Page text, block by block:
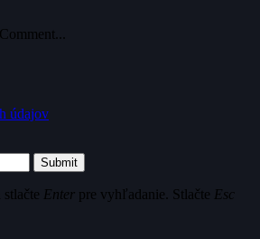
údajov
Submit
Enter pre vyhľadanie. Stlačte Esc